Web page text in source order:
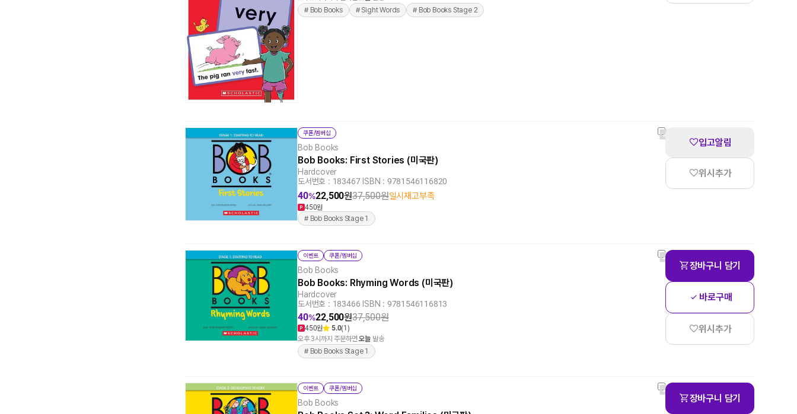
# Bob Books
# Sight Words # Bob Books Stage 2
쿠폰/멤버십
Bob Books
Bob Books: First Stories (미국판)
Hardcover
도서번호 : 183467| ISBN : 9781546116820
40%22,500원37,500원일시재고부족
450원
# Bob Books Stage 1
입고알림
위시추가
이벤트 쿠폰/멤버십
Bob Books
Bob Books: Rhyming Words (미국판)
Hardcover
도서번호 : 183466 ISBN : 9781546116813
40%22,500원37,500원
450원 5.0(1)
오후 3시까지 주문하면오늘 발송
# Bob Books Stage 1
장바구니 담기
바로구매
위시추가
이벤트 쿠폰/멤버십
Bob Books 장바구니 담기